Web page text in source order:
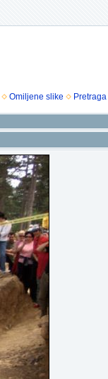
Omiljene slike Pretraga